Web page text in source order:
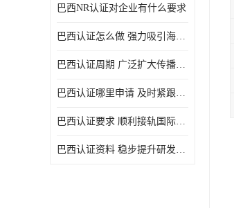
巴西NR认证对企业有什么要求
巴西认证怎么做 强力吸引海外投资
巴西认证周期 广泛扩大传播范围
巴西认证哪里申请 及时紧跟法规变化
巴西认证要求 顺利接轨国际规范
巴西认证资料 稳步提升研发能力